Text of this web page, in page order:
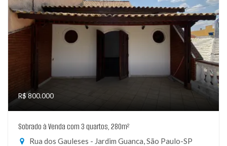
R$ 800.000
Sobrado à Venda com 3 quartos, 280m²
Rua dos Gauleses - Jardim Guanca, São Paulo-SP